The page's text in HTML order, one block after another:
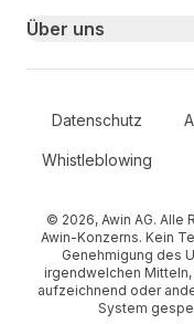
Über uns
Secondary Footer
Datenschutz
Whistleblowing
© 2026, Awin AG. Alle
Awin-Konzerns. Kein
Genehmigung des
irgendwelchen
aufzeichnend oder
System